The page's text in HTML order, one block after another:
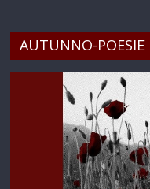
AUTUNNO-POESIE